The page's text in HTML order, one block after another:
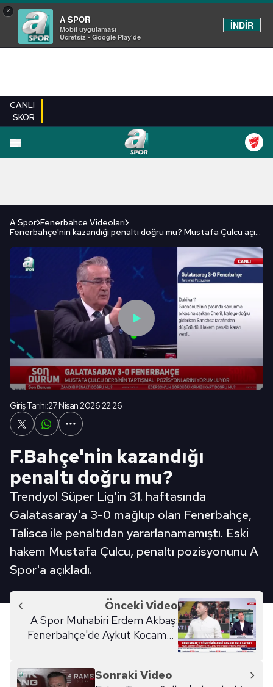
×
A SPOR
Mobil uygulaması
Ücretsiz - Google Play'de
İNDİR
CANLI
SKOR
FUTBOL
A Spor Fenerbahce Videoları
Fenerbahçe'nin kazandığı penaltı doğru mu? Mustafa Çulcu açıkladı!
Giriş Tarihi:27 Nisan 2026 22:26
F.Bahçe'nin kazandığı
penaltı doğru mu?
Trendyol Süper Lig'in 31. haftasında
Galatasaray'a 3-0 mağlup olan Fenerbahçe,
Talisca ile penaltıdan yararlanamamıştı. Eski
hakem Mustafa Çulcu, penaltı pozisyonunu A
Spor'a açıkladı.
Önceki Video
A Spor Muhabiri Erdem Akbaş:
Fenerbahçe'de Aykut Kocaman
Sonraki Video